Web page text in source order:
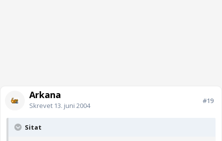
Arkana
Skrevet 13. juni 2004
#19
Sitat